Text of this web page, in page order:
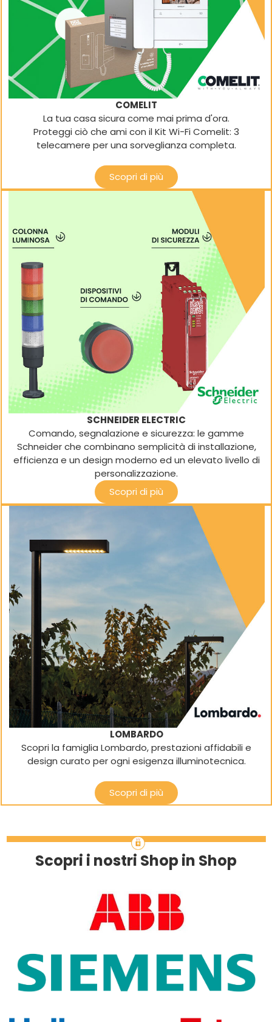
COMELIT
La tua casa sicura come mai prima d'ora.
Proteggi ciò che ami con il Kit Wi-Fi Comelit: 3
telecamere per una sorveglianza completa.
Scopri di più
SCHNEIDER ELECTRIC
Comando, segnalazione e sicurezza: le gamme
Schneider che combinano semplicità di installazione,
efficienza e un design moderno ed un elevato livello di
personalizzazione.
Scopri di più
LOMBARDO
Scopri la famiglia Lombardo, prestazioni affidabili e
design curato per ogni esigenza illuminotecnica.
Scopri di più
Scopri i nostri Shop in Shop